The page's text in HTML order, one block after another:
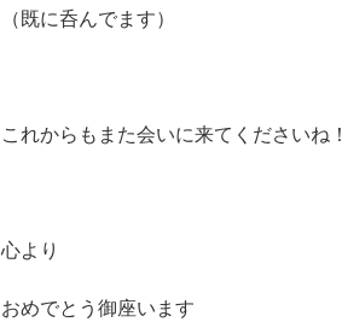
（既に呑んでます）
これからもまた会いに来てくださいね！
心より
おめでとう御座います